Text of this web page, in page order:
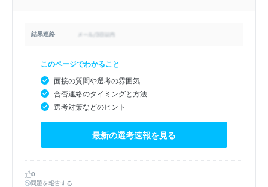
結果連絡
このページでわかること
面接の質問や選考の雰囲気
合否連絡のタイミングと方法
選考対策などのヒント
最新の選考速報を見る
0
問題を報告する